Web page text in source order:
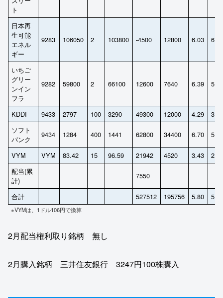
ト
日本再
生可能
エネル
ギー
9283 106050 2 103800 -4500 12800 6.03
いちご
グリー
ンイン
フラ
9282 59800 2 66100 12600 7640 6.39
KDDI 9433 2797 100 3290 49300 12000 4.29
ソフト
バンク
9434 1284 400 1441 62800 34400 6.70
VYM VYM 83.42 15 96.59 21942 4520 3.43
配当(累
計)
7550
合計 527512 195756 5.80
※VYMは、1ドル106円で換算
2月配当権利取り銘柄 無し
2月購入銘柄 三井住友銀行 3247円100株購入